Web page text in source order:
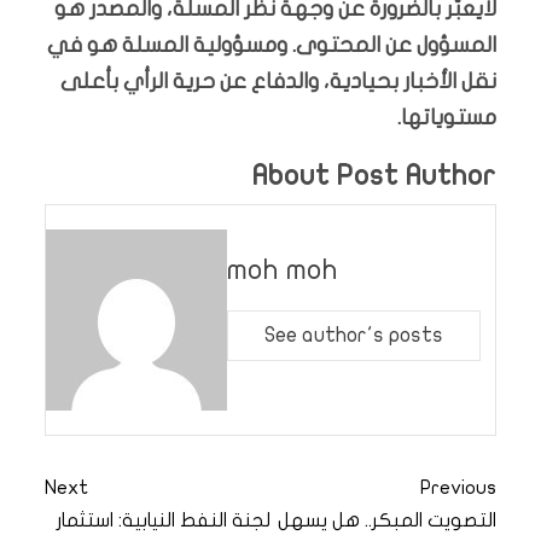
لايعبّر بالضرورة عن وجهة نظر المسلة، والمصدر هو
المسؤول عن المحتوى. ومسؤولية المسلة هو في
نقل الأخبار بحيادية، والدفاع عن حرية الرأي بأعلى
مستوياتها.
About Post Author
moh moh
See author's posts
Previous
التصويت المبكر.. هل يسهل
Next
لجنة النفط النيابية: استثمار